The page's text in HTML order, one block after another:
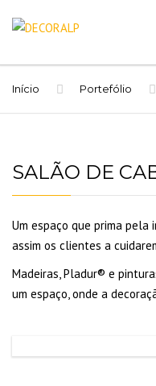
Início Portefólio
SALÃO DE
Um espaço que prima pela
assim os clientes a
Madeiras, Pladur® e
um espaço, onde a